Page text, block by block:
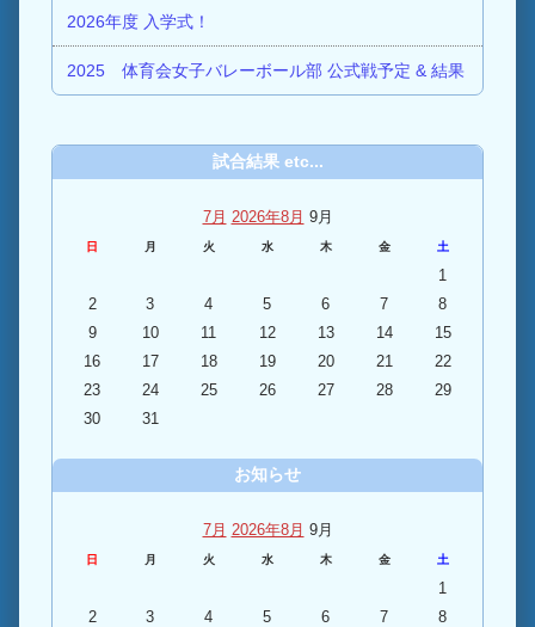
2026年度 入学式！
2025 体育会女子バレーボール部 公式戦予定 & 結果
試合結果 etc...
7月 2026年8月 9月
日 月 火 水 木 金 土
1
2
3 4 5 6 7
8
9
10 11 12 13 14
15
16
17 18 19 20 21
22
23
24 25 26 27 28
29
30
31
お知らせ
7月 2026年8月 9月
日 月 火 水 木 金 土
1
2
3 4 5 6 7
8